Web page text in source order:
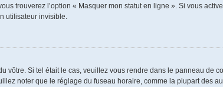
trouverez l’option « Masquer mon statut en ligne ». Si vous
utilisateur invisible.
vôtre. Si tel était le cas, veuillez vous rendre dans le panneau de
noter que le réglage du fuseau horaire, comme la plupart des